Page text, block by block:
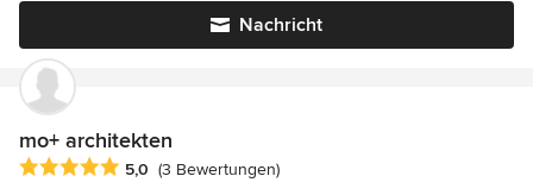
Nachricht
mo+ architekten
Durchschnittliche Bewertung: 5 von 5 Sternen
5,0 (3 Bewertungen)